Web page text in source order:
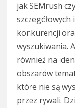
jak SEMrush
konkurencji
wyszukiwania.
również na
obszarów
które nie są
przez rywali.